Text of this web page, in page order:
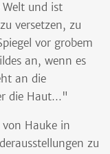
und ist
versetzen, zu
vor grobem
an, wenn es
an die
die Haut…"
von Hauke in
zu